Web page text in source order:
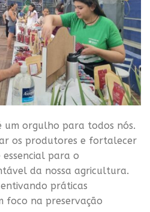
um orgulho para todos nós.
os produtores e fortalecer
para o
da nossa agricultura.
práticas
foco na preservação